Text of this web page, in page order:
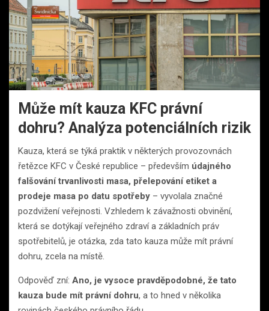
Může mít kauza KFC právní
dohru? Analýza potenciálních rizik
Kauza, která se týká praktik v některých provozovnách
řetězce KFC v České republice – především údajného
falšování trvanlivosti masa, přelepování etiket a
prodeje masa po datu spotřeby – vyvolala značné
pozdvižení veřejnosti. Vzhledem k závažnosti obvinění,
která se dotýkají veřejného zdraví a základních práv
spotřebitelů, je otázka, zda tato kauza může mít právní
dohru, zcela na místě.
Odpověď zní: Ano, je vysoce pravděpodobné, že tato
kauza bude mít právní dohru, a to hned v několika